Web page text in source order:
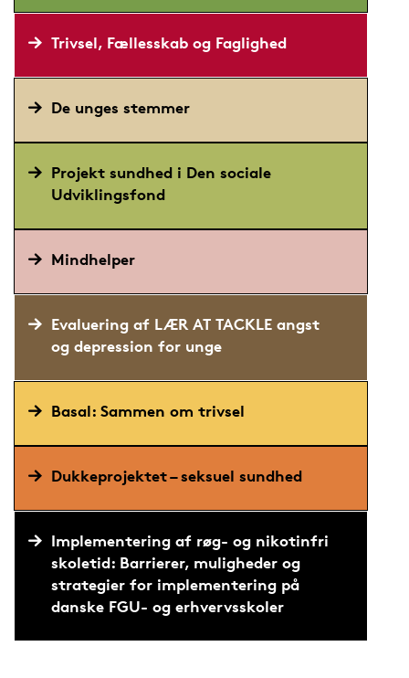
Trivsel, Fællesskab og Faglighed
De unges stemmer
Projekt sundhed i Den sociale
Udviklingsfond
Mindhelper
Evaluering af LÆR AT TACKLE angst
og depression for unge
Basal: Sammen om trivsel
Dukkeprojektet – seksuel sundhed
Implementering af røg- og nikotinfri
skoletid: Barrierer, muligheder og
strategier for implementering på
danske FGU- og erhvervsskoler